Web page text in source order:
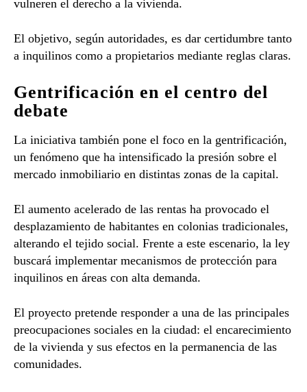
vulneren el derecho a la vivienda.
El objetivo, según autoridades, es dar certidumbre tanto
a inquilinos como a propietarios mediante reglas claras.
Gentrificación en el centro del
debate
La iniciativa también pone el foco en la gentrificación,
un fenómeno que ha intensificado la presión sobre el
mercado inmobiliario en distintas zonas de la capital.
El aumento acelerado de las rentas ha provocado el
desplazamiento de habitantes en colonias tradicionales,
alterando el tejido social. Frente a este escenario, la ley
buscará implementar mecanismos de protección para
inquilinos en áreas con alta demanda.
El proyecto pretende responder a una de las principales
preocupaciones sociales en la ciudad: el encarecimiento
de la vivienda y sus efectos en la permanencia de las
comunidades.